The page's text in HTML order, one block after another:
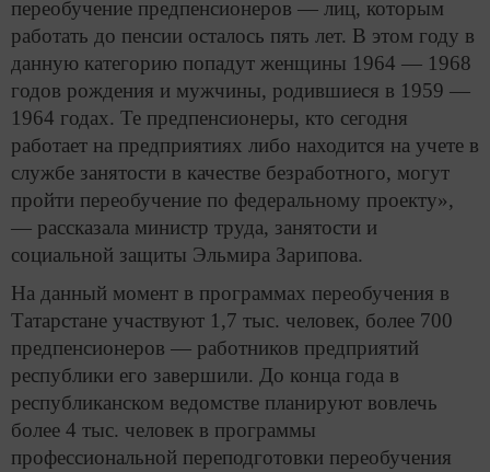
переобучение предпенсионеров — лиц, которым
работать до пенсии осталось пять лет. В этом году в
данную категорию попадут женщины 1964 — 1968
годов рождения и мужчины, родившиеся в 1959 —
1964 годах. Те предпенсионеры, кто сегодня
работает на предприятиях либо находится на учете в
службе занятости в качестве безработного, могут
пройти переобучение по федеральному проекту»,
— рассказала министр труда, занятости и
социальной защиты Эльмира Зарипова.
На данный момент в программах переобучения в
Татарстане участвуют 1,7 тыс. человек, более 700
предпенсионеров — работников предприятий
республики его завершили. До конца года в
республиканском ведомстве планируют вовлечь
более 4 тыс. человек в программы
профессиональной переподготовки переобучения